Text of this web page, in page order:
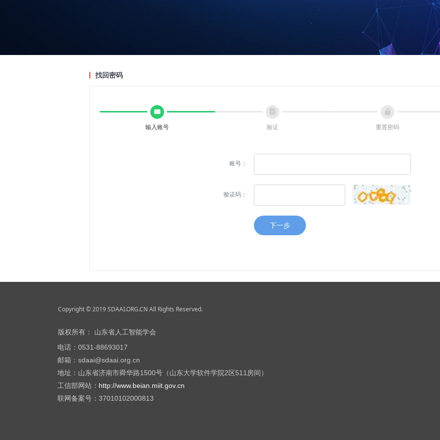
找回密码
낂
输入账号
넖
验证
넱
重置密码
账号：
验证码：
下一步
版权所有： 山东省人工智能学会
Copyright © 2019 SDAAI.ORG.CN All Rights Reserved.
电话：0531-88693017
邮箱：sdaai@sdaai.org.cn
地址：山东省济南市舜华路1500号（山东大学软件学院2区511房间）
工信部网站： http://www.beian.miit.gov.cn
联网备案号：37010102000813